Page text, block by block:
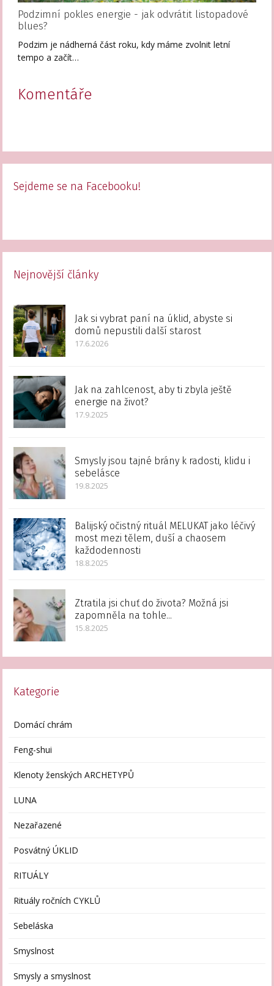
Podzimní pokles energie - jak odvrátit listopadové
blues?
Podzim je nádherná část roku, kdy máme zvolnit letní
tempo a začít…
Komentáře
Sejdeme se na Facebooku!
Nejnovější články
Jak si vybrat paní na úklid, abyste si
domů nepustili další starost
17.6.2026
Jak na zahlcenost, aby ti zbyla ještě
energie na život?
17.9.2025
Smysly jsou tajné brány k radosti, klidu i
sebelásce
19.8.2025
Balijský očistný rituál MELUKAT jako léčivý
most mezi tělem, duší a chaosem
každodennosti
18.8.2025
Ztratila jsi chuť do života? Možná jsi
zapomněla na tohle...
15.8.2025
Kategorie
Domácí chrám
Feng-shui
Klenoty ženských ARCHETYPŮ
LUNA
Nezařazené
Posvátný ÚKLID
RITUÁLY
Rituály ročních CYKLŮ
Sebeláska
Smyslnost
Smysly a smyslnost